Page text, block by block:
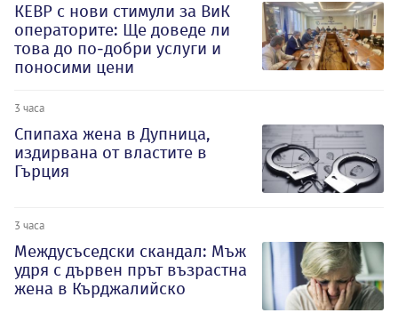
КЕВР с нови стимули за ВиК
операторите: Ще доведе ли
това до по-добри услуги и
поносими цени
3 часа
Спипаха жена в Дупница,
издирвана от властите в
Гърция
3 часа
Междусъседски скандал: Мъж
удря с дървен прът възрастна
жена в Кърджалийско